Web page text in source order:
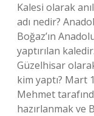
Kalesi olarak
adı nedir?
Boğaz’ın
yaptırılan
Güzelhisar
kim yaptı? Mart
Mehmet
hazırlanmak ve